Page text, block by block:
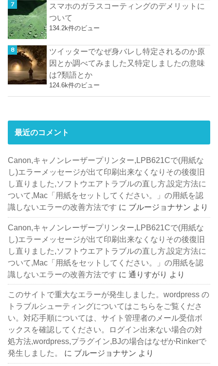
スマホのガラスコーティングのデメリットに
ついて
134.2k件のビュー
ツイッターでなぜ身バレし特定されるのか原
因とか調べてみました又特定しましたの意味
は?類語とか
124.6k件のビュー
最近のコメント
Canon,キャノンレーザープリンター,LPB621Cで(用紙な
し)エラーメッセージが出て印刷出来なくなりその後復旧
し直りました,ソフトウエアトラブルの直し方,設定方法に
ついて,Mac「用紙をセットしてください。」の用紙を認
識しないエラーの改善方法です に ブルージョナサン より
Canon,キャノンレーザープリンター,LPB621Cで(用紙な
し)エラーメッセージが出て印刷出来なくなりその後復旧
し直りました,ソフトウエアトラブルの直し方,設定方法に
ついて,Mac「用紙をセットしてください。」の用紙を認
識しないエラーの改善方法です に通りすがり より
このサイトで重大なエラーが発生しました。wordpress の
トラブルシューティングについてはこちらをご覧くださ
い。対応手順については、サイト管理者のメール受信ボ
ックスを確認してください。ログイン出来ない場合の対
処方法,wordpress,プラグイン,BJの場合はなぜかRinkerで
発生しました。
に ブルージョナサン より